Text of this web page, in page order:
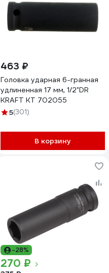
463 ₽
Головка ударная 6-гранная
удлиненная 17 мм, 1/2"DR
KRAFT KT 702055
5(301)
В корзину
-28%
270 ₽